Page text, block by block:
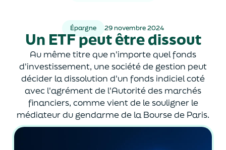
Épargne 29 novembre 2024
Un ETF peut être dissout
Au même titre que n'importe quel fonds
d'investissement, une société de gestion peut
décider la dissolution d'un fonds indiciel coté
avec l'agrément de l'Autorité des marchés
financiers, comme vient de le souligner le
médiateur du gendarme de la Bourse de Paris.